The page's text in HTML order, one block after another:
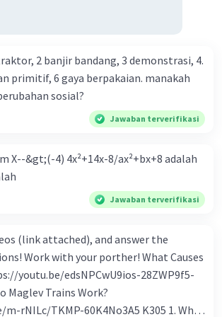
dengan cara .... a. Menurunkan
(G), menambah pembayaran
meningkatkan pemungutan pajak (Tx) b.
Tr, dan meningkatkan Tx c.
Tr, dan menurunkan Tx d.
Tr, dan menurunkan Tx Cara
tingkat diskonto oleh Bank
kebijakan moneter adalah .... a.
pemberian kredit b. Menetapkan harga
requirement ratio) d. Mengatur
e. Mengatur tingkat bunga
kepada bank umum Perhatikan
berikut. 1). Menaikkan tarif pajak. 2).
2 banjir bandang, 3 demonstrasi, 4.
primitif, 6 gaya berpakaian. manakah
sosial?
Jawaban terverifikasi
X--&gt;(-4) 4x²+14x-8/ax²+bx+8 adalah
Jawaban terverifikasi
(link attached), and answer the
with your porther! What Causes
TKMP-60K4No3A5 K305 1. What